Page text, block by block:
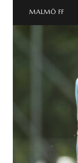
MALMÖ FF